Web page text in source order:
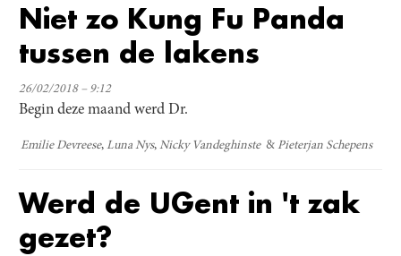
Niet zo Kung Fu Panda
tussen de lakens
26/02/2018 – 9:12
Begin deze maand werd Dr.
Emilie Devreese Luna Nys Nicky Vandeghinste Pieterjan Schepens
Werd de UGent in 't zak
gezet?